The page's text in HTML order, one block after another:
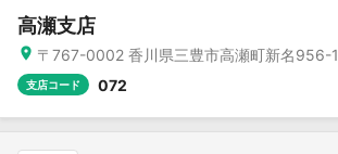
高瀬支店
〒767-0002 香川県三豊市高瀬町新名956-1
支店コード 072